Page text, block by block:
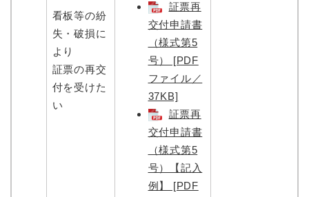
看板等の紛
失・破損に
より
証票の再交
付を受けた
い
証票再
交付申請書
（様式第5
号） [PDF
ファイル／
37KB]
証票再
交付申請書
（様式第5
号）【記入
例】 [PDF